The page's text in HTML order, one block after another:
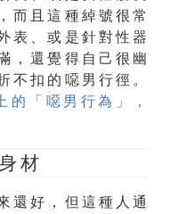
而且這種綽號很常
表、或是針對性器
，還覺得自己很幽
不扣的噁男行徑。
的「噁男行為」，
材
還好，但這種人通